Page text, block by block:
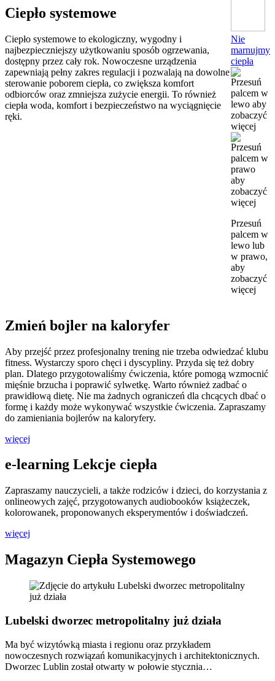
Ciepło systemowe
Ciepło systemowe to ekologiczny, wygodny i
najbezpieczniejszy użytkowaniu sposób ogrzewania,
dostępny przez cały rok. Nowoczesne urządzenia
zapewniają pełny zakres regulacji i pozwalają na dowolne
sterowanie poborem ciepła, co zwiększa komfort
odbiorców oraz zmniejsza zużycie energii. To również
ciepła woda, komfort i bezpieczeństwo na wyciągnięcie
ręki.
Nie
marnujmy
ciepła
Przesuń
palcem w
lewo lub
w prawo,
aby
zobaczyć
więcej
Zmień bojler na kaloryfer
Aby przejść przez profesjonalny trening nie trzeba odwiedzać klubu
fitness. Wystarczy sporo chęci i dyscypliny. Przyda się też dobry
plan. Dlatego przygotowaliśmy ćwiczenia, które pomogą wzmocnić
mięśnie brzucha i poprawić sylwetkę. Warto również zadbać o
prawidłową dietę. Nie ma żadnych ograniczeń dla chcących dbać o
formę i każdy może wykonywać wszystkie ćwiczenia. Zapraszamy
do zamieniania bojlerów na kaloryfery.
więcej
e-learning Lekcje ciepła
Zapraszamy nauczycieli, a także rodziców i dzieci, do korzystania z
onlineowych zajęć, przygotowanych audiobooków książeczek,
kolorowanek, proponowanych eksperymentów i doświadczeń.
więcej
Magazyn Ciepła Systemowego
Lubelski dworzec metropolitalny już działa
Ma być wizytówką miasta i regionu oraz przykładem
nowoczesnych rozwiązań komunikacyjnych i architektonicznych.
Dworzec Lublin został otwarty w połowie stycznia…